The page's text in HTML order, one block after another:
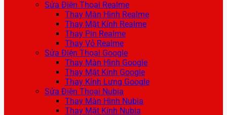
Sửa Điện Thoại Realme
Thay Màn Hình Realme
Thay Mặt Kính Realme
Thay Pin Realme
Thay Vỏ Realme
Sửa Điện Thoại Google
Thay Màn Hình Google
Thay Mặt Kính Google
Thay Kính Lưng Google
Sửa Điện Thoại Nubia
Thay Màn Hình Nubia
Thay Mặt Kính Nubia